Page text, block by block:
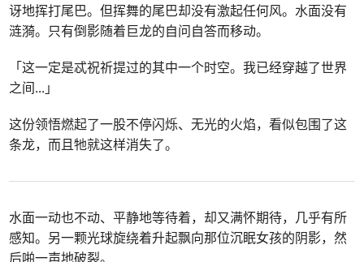
讶地挥打尾巴。但挥舞的尾巴却没有激起任何风。水面没有
涟漪。只有倒影随着巨龙的自问自答而移动。
「这一定是忒祝祈提过的其中一个时空。我已经穿越了世界
之间... 」
这份领悟燃起了一股不停闪烁、无光的火焰，看似包围了这
条龙，而且牠就这样消失了。
水面一动也不动、平静地等待着，却又满怀期待，几乎有所
感知。另一颗光球旋绕着升起飘向那位沉眠女孩的阴影，然
后啪一声地破裂。